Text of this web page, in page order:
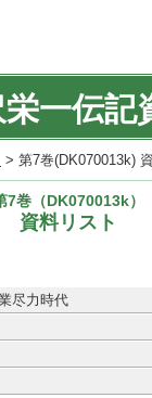
一伝記
> 第7巻(DK070013k)
7巻（DK070013k）
資料リスト
尽力時代